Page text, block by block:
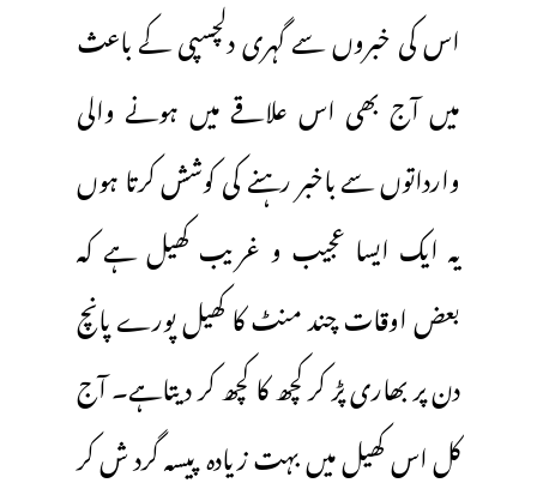
اس کی خبروں سے گہری دلچسپی کے باعث
میں آج بھی اس علاقے میں ہونے والی
وارداتوں سے باخبر رہنے کی کوشش کرتا ہوں
یہ ایک ایسا عجیب و غریب کھیل ہے کہ
بعض اوقات چند منٹ کا کھیل پورے پانچ
دن پر بھاری پڑ کر کچھ کا کچھ کر دیتاہے۔ آج
کل اس کھیل میں بہت زیادہ پیسہ گرد ش کر